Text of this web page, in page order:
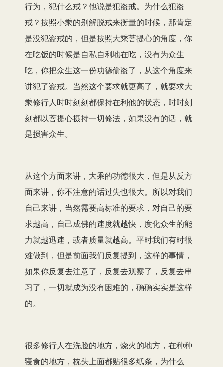
行为，犯什么戒？他说是犯盗戒。为什么犯盗
戒？按照小乘的别解脱戒来衡量的时候，那肯定
是没犯盗戒的，但是按照大乘菩提心的角度，你
在吃饭的时候是自私自利地在吃，没有为众生
吃，你把众生这一份功德偷盗了，从这个角度来
讲犯了盗戒。当然这个要求就更高了，就要求大
乘修行人时时刻刻都保持在利他的状态，时时刻
刻都以菩提心摄持一切修法，如果没有的话，就
是损害众生。
从这个方面来讲，大乘的功德很大，但是从反方
面来讲，你不注意的话过失也很大。所以对我们
自己来讲，当然需要高标准的要求，对自己的要
求越高，自己成佛的速度就越快，度化众生的能
力就越迅速，或者质量就越高。平时我们有时很
难做到，但是前面我们反复提到，这样的事情，
如果你反复去注意了，反复去观察了，反复去串
习了，一切就成为没有困难的，确确实实是这样
的。
很多修行人在洗脸的地方，烧火的地方，在种种
寝食的地方，枕头上面都贴很多纸条，为什么